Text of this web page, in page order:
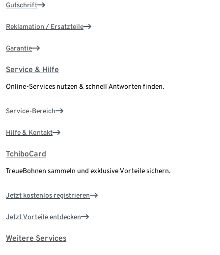
Gutschrift
Reklamation / Ersatzteile
Garantie
Service & Hilfe
Online-Services nutzen & schnell Antworten finden.
Service-Bereich
Hilfe & Kontakt
TchiboCard
TreueBohnen sammeln und exklusive Vorteile sichern.
Jetzt kostenlos registrieren
Jetzt Vorteile entdecken
Weitere Services